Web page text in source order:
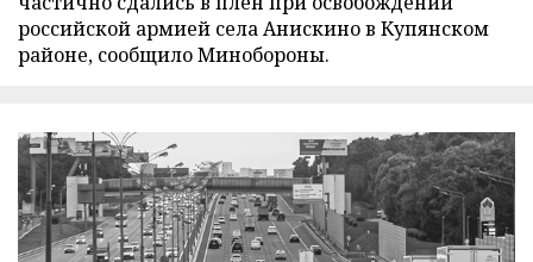
российской армией села Анискино в Купянском
районе, сообщило Минобороны.